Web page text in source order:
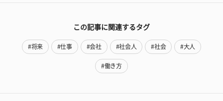
この記事に関連するタグ
#将来 #仕事 #会社 #社会人 #社会 #大人
#働き方